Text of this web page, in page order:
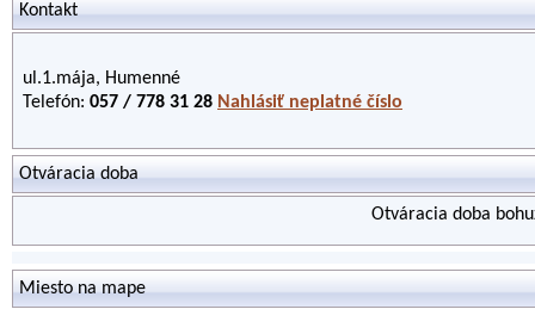
Kontakt
ul.1.mája, Humenné
Telefón: 057 / 778 31 28 Nahlásiť neplatné číslo
Otváracia doba
Otváracia doba
Miesto na mape